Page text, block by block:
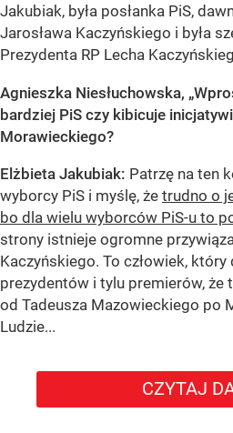
Jakubiak, była posłanka PiS,
Jarosława Kaczyńskiego i była
Prezydenta RP Lecha
Agnieszka Niesłuchowska,
bardziej PiS czy kibicuje
Morawieckiego?
Elżbieta Jakubiak: Patrzę na ten
wyborcy PiS i myślę, że trudno o
bo dla wielu wyborców PiS-u to
strony istnieje ogromne
Kaczyńskiego. To człowiek,
prezydentów i tylu premierów, że
od Tadeusza Mazowieckiego po
Ludzie...
CZYTAJ